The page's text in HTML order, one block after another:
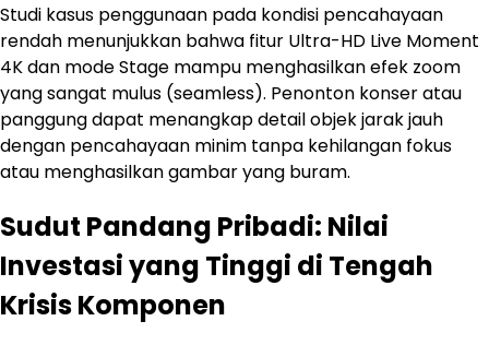
Studi kasus penggunaan pada kondisi pencahayaan
rendah menunjukkan bahwa fitur Ultra-HD Live Moment
4K dan mode Stage mampu menghasilkan efek zoom
yang sangat mulus (seamless). Penonton konser atau
panggung dapat menangkap detail objek jarak jauh
dengan pencahayaan minim tanpa kehilangan fokus
atau menghasilkan gambar yang buram.
Sudut Pandang Pribadi: Nilai
Investasi yang Tinggi di Tengah
Krisis Komponen